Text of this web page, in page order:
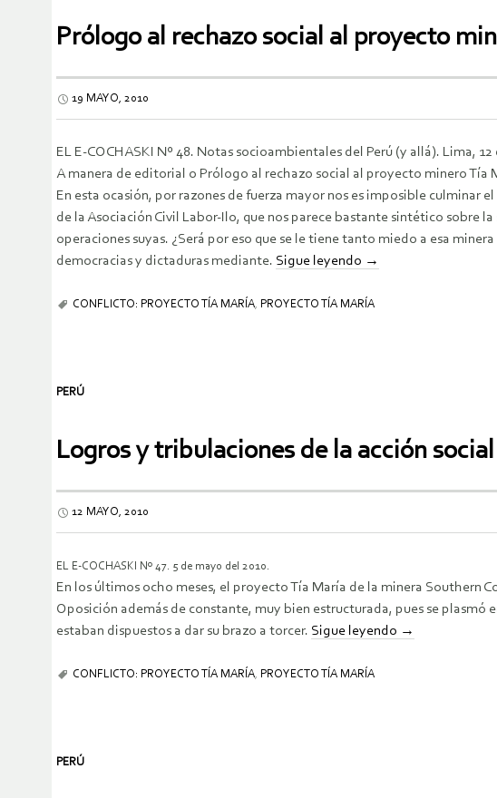
Prólogo al rechazo social al proyecto
19 MAYO, 2010
EL E-COCHASKI Nº 48. Notas socioambientales del Perú (y allá). Lima,
A manera de editorial o Prólogo al rechazo social al proyecto minero Tía
En esta ocasión, por razones de fuerza mayor nos es imposible
de la Asociación Civil Labor-Ilo, que nos parece bastante sintético sobre
operaciones suyas. ¿Será por eso que se le tiene tanto miedo a esa
democracias y dictaduras mediante. Sigue leyendo →
CONFLICTO: PROYECTO TÍA MARÍA PROYECTO TÍA MARÍA
PERÚ
Logros y tribulaciones de la acción
12 MAYO, 2010
EL E-COCHASKI Nº 47. 5 de mayo del 2010.
En los últimos ocho meses, el proyecto Tía María de la minera Southern
Oposición además de constante, muy bien estructurada, pues se
estaban dispuestos a dar su brazo a torcer. Sigue leyendo →
CONFLICTO: PROYECTO TÍA MARÍA, PROYECTO TÍA MARÍA
PERÚ